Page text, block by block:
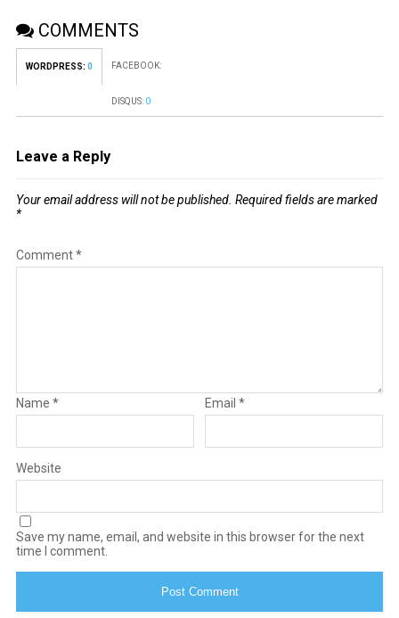
COMMENTS
WORDPRESS: 0 FACEBOOK:
DISQUS: 0
Leave a Reply
Your email address will not be published. Required fields are marked
*
Comment*
Name * Email*
Website
Save my name, email, and website in this browser for the next
time I comment.